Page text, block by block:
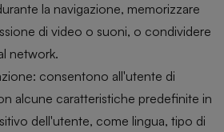
la navigazione, memorizzare
di video o suoni, o condividere
network.
consentono all'utente di
alcune caratteristiche predefinite in
dell'utente, come lingua, tipo di